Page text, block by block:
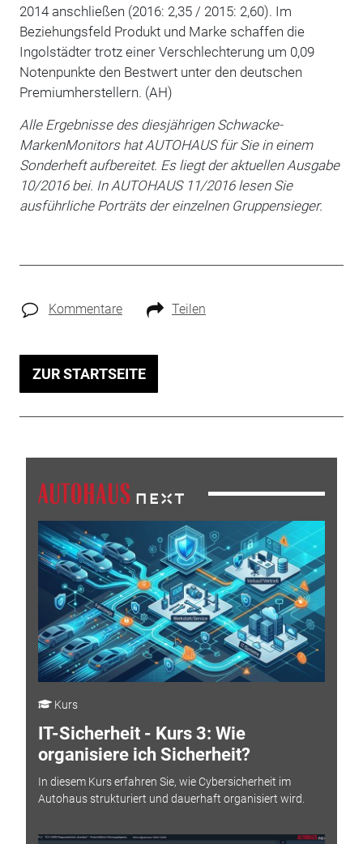
2014 anschließen (2016: 2,35 / 2015: 2,60). Im
Beziehungsfeld Produkt und Marke schaffen die
Ingolstädter trotz einer Verschlechterung um 0,09
Notenpunkte den Bestwert unter den deutschen
Premiumherstellern. (AH)
Alle Ergebnisse des diesjährigen Schwacke-
MarkenMonitors hat AUTOHAUS für Sie in einem
Sonderheft aufbereitet. Es liegt der aktuellen Ausgabe
10/2016 bei. In AUTOHAUS 11/2016 lesen Sie
ausführliche Porträts der einzelnen Gruppensieger.
Kommentare Teilen
ZUR STARTSEITE
Kurs
IT-Sicherheit - Kurs 3: Wie
organisiere ich Sicherheit?
In diesem Kurs erfahren Sie, wie Cybersicherheit im
Autohaus strukturiert und dauerhaft organisiert wird.